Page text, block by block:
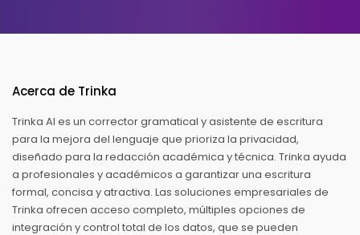
Acerca de Trinka
Trinka AI es un corrector gramatical y asistente de escritura
para la mejora del lenguaje que prioriza la privacidad,
diseñado para la redacción académica y técnica. Trinka ayuda
a profesionales y académicos a garantizar una escritura
formal, concisa y atractiva. Las soluciones empresariales de
Trinka ofrecen acceso completo, múltiples opciones de
integración y control total de los datos, que se pueden